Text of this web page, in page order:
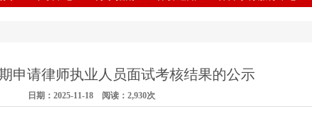
申请律师执业人员面试考核结果的公示
日期：2025-11-18 阅读：2,930次